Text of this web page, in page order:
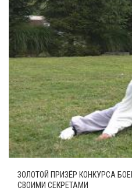
ЗОЛОТОЙ ПРИЗЁР КОНКУРСА
СВОИМИ СЕКРЕТАМИ